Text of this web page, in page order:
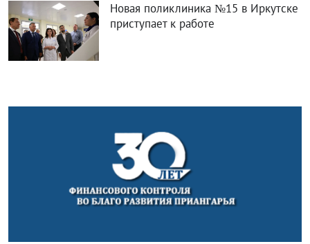
Новая поликлиника №15 в Иркутске
приступает к работе